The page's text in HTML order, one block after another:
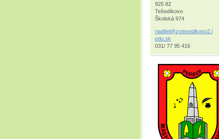
925 82
Tešedíkovo
Školská 974
riaditel@zstesedikovo2.i
edu.sk
031/ 77 95 416